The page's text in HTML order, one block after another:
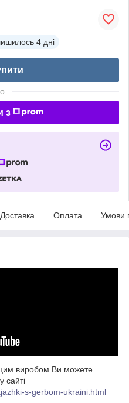
4 дні
з
Доставка Оплата Умови
виробом Ви можете
сайті
s-gerbom-ukraini.html